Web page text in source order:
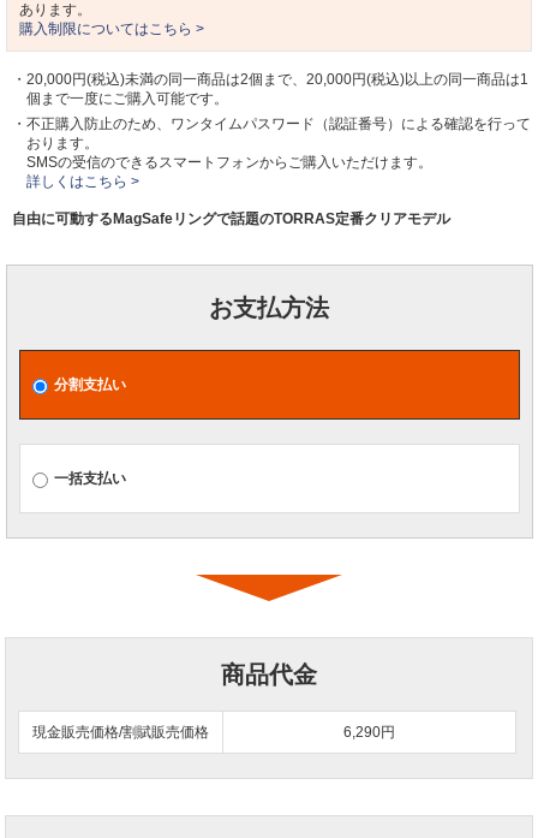
あります。
購入制限についてはこちら >
・20,000円(税込)未満の同一商品は2個まで、20,000円(税込)以上の同一商品は1
個まで一度にご購入可能です。
・不正購入防止のため、ワンタイムパスワード（認証番号）による確認を行って
おります。
SMSの受信のできるスマートフォンからご購入いただけます。
詳しくはこちら >
自由に可動するMagSafeリングで話題のTORRAS定番クリアモデル
お支払方法
分割支払い
一括支払い
商品代金
現金販売価格/割賦販売価格 6,290円